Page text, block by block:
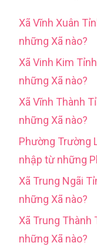
Xã Vĩnh Xuân
những Xã nào?
Xã Vinh Kim
những Xã nào?
Xã Vĩnh Thành
những Xã nào?
Phường Trường
nhập từ những
Xã Trung Ngãi
những Xã nào?
Xã Trung
những Xã nào?